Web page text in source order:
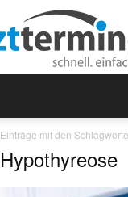
Einträge mit den